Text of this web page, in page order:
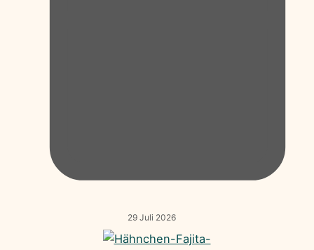
29 Juli 2026